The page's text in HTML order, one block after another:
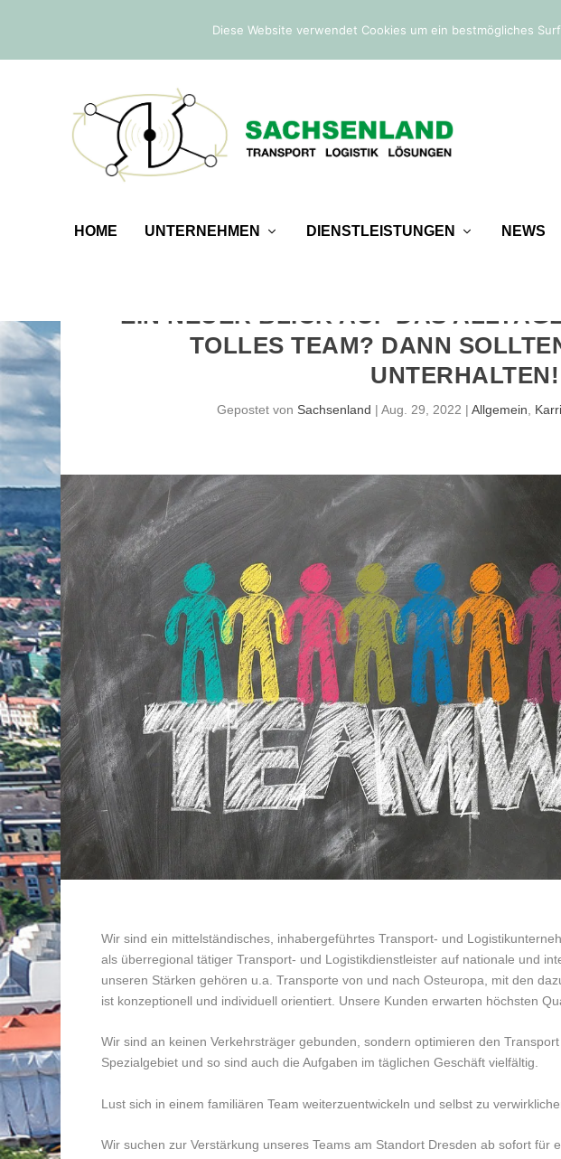
Befreiung von der Sicherheitsleistung
HOME UNTERNEHMEN DIENSTLEISTUNGEN NEWS
EIN NEUER BLICK AUF DAS
TOLLES TEAM? DANN
UNTERHALTEN!
Gepostet von Sachsenland | Aug. 29, 2022 | Allgemein,
Wir sind ein mittelständisches, inhabergeführtes Transport- und
als überregional tätiger Transport- und Logistikdienstleister auf nationale und
unseren Stärken gehören u.a. Transporte von und nach Osteuropa, mit den
ist konzeptionell und individuell orientiert. Unsere Kunden erwarten höchsten
Wir sind an keinen Verkehrsträger gebunden, sondern optimieren den
Spezialgebiet und so sind auch die Aufgaben im täglichen Geschäft vielfältig.
Lust sich in einem familiären Team weiterzuentwickeln und selbst zu
Wir suchen zur Verstärkung unseres Teams am Standort Dresden ab sofort für
Diese Website verwendet Cookies um ein bestmögliches